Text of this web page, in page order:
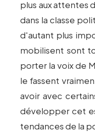
plus aux attentes
dans la classe
d'autant plus
mobilisent sont
porter la voix de
le fassent
avoir avec
développer cet
tendances de la